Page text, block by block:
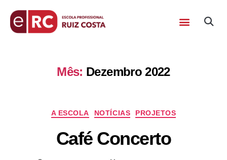
Mês: Dezembro 2022
A ESCOLA NOTÍCIAS PROJETOS
Café Concerto